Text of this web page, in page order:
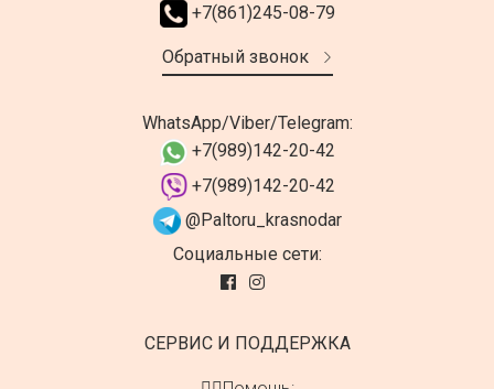
+7(861)245-08-79
Обратный звонок
WhatsApp/Viber/Telegram:
+7(989)142-20-42
+7(989)142-20-42
@Paltoru_krasnodar
Социальные сети:
СЕРВИС И ПОДДЕРЖКА